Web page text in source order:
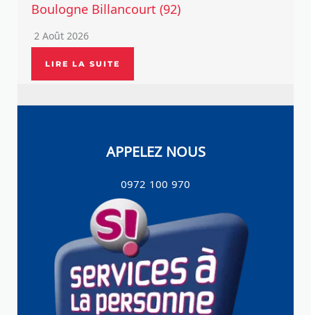
Boulogne Billancourt (92)
2 Août 2026
LIRE LA SUITE
APPELEZ NOUS
0972 100 970